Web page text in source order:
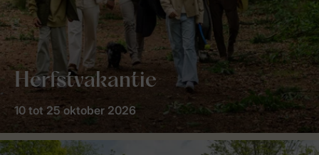
Herfstvakantie
10 tot 25 oktober 2026